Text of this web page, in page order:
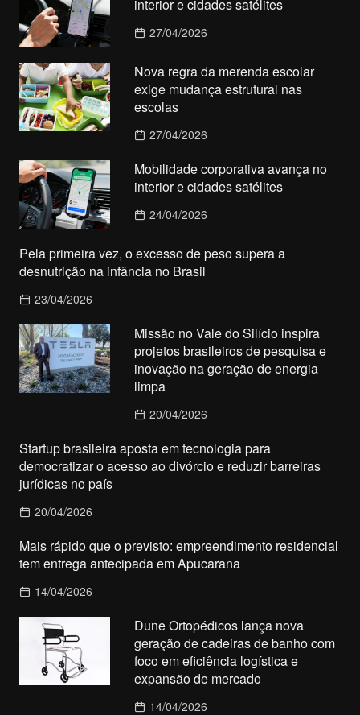
interior e cidades satélites
27/04/2026
Nova regra da merenda escolar
exige mudança estrutural nas
escolas
27/04/2026
Mobilidade corporativa avança no
interior e cidades satélites
24/04/2026
Pela primeira vez, o excesso de peso supera a
desnutrição na infância no Brasil
23/04/2026
Missão no Vale do Silício inspira
projetos brasileiros de pesquisa e
inovação na geração de energia
limpa
20/04/2026
Startup brasileira aposta em tecnologia para
democratizar o acesso ao divórcio e reduzir barreiras
jurídicas no país
20/04/2026
Mais rápido que o previsto: empreendimento residencial
tem entrega antecipada em Apucarana
14/04/2026
Dune Ortopédicos lança nova
geração de cadeiras de banho com
foco em eficiência logística e
expansão de mercado
14/04/2026